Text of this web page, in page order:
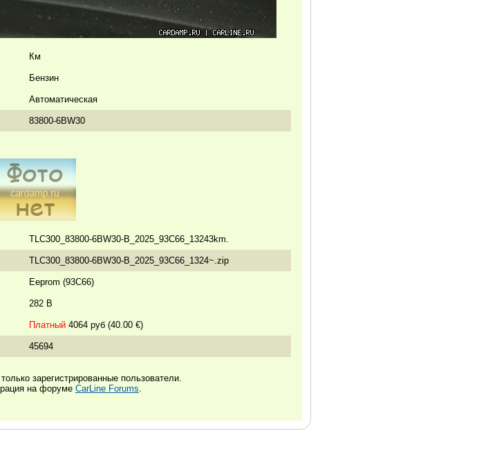
Км
Бензин
Автоматическая
83800-6BW30
TLC300_83800-6BW30-B_2025_93C66_13243km.
TLC300_83800-6BW30-B_2025_93C66_1324~.zip
Eeprom (93C66)
282 B
Платный 4064 руб (40.00 €)
45694
зарегистрированные пользователи.
на форуме CarLine Forums.